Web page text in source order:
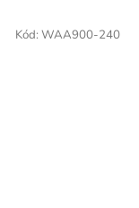
Kód: WAA900-240